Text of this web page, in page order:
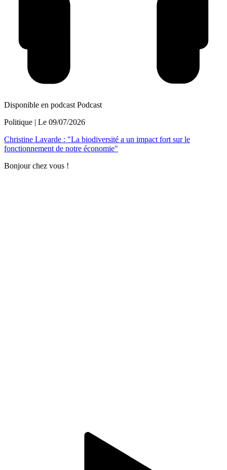
Disponible en podcast Podcast
Politique | Le 09/07/2026
Christine Lavarde : "La biodiversité a un impact fort sur le
fonctionnement de notre économie"
Bonjour chez vous !